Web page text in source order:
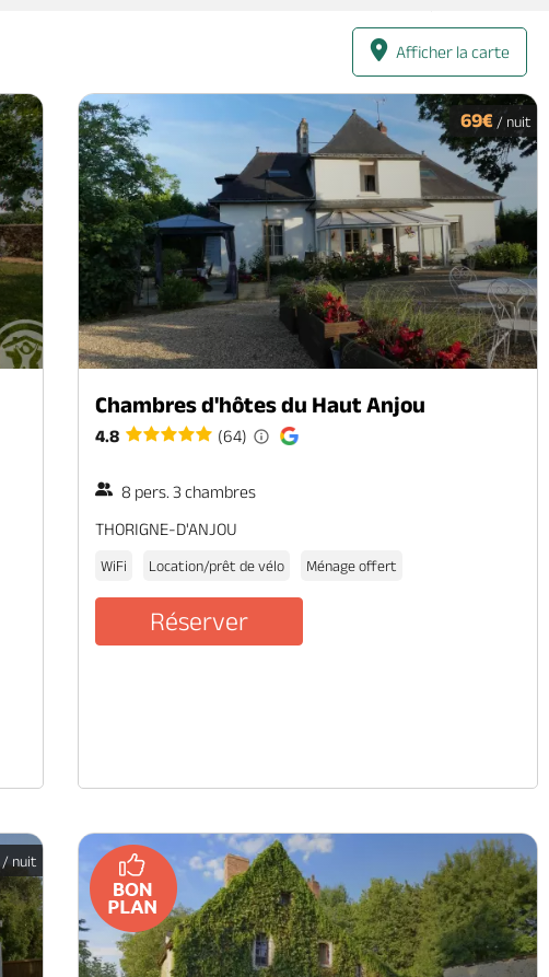
Afficher la carte
69€/ nuit
Chambres d'hôtes du Haut Anjou
4.8 (64)
8 pers. 3 chambres
THORIGNE-D'ANJOU
WiFi Location/prêt de vélo Ménage offert
Réserver
/ nuit